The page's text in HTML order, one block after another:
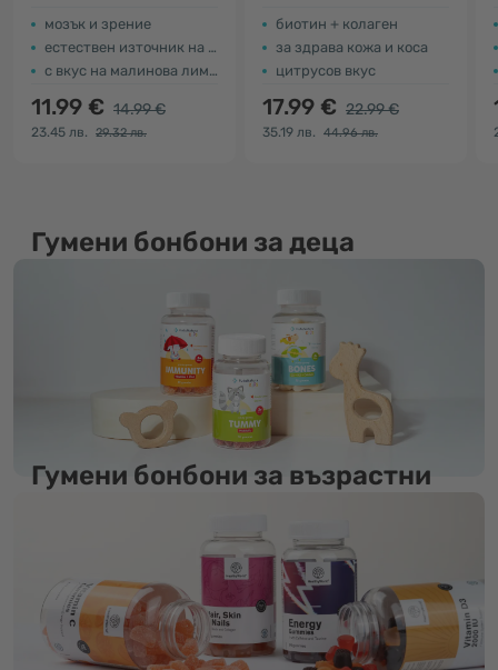
мозък и зрение
естествен източник на DHА
с вкус на малинова лимонада
11.99 € 14.99 €
23.45 лв. 29.32 лв.
биотин + колаген
за здрава кожа и коса
цитрусов вкус
17.99 € 22.99 €
35.19 лв. 44.96 лв.
Гумени бонбони за деца
Гумени бонбони за възрастни